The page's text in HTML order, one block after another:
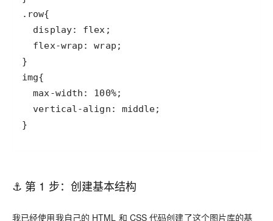
⚓ 第 1 步：创建基本结构
我已经使用我自己的 HTML 和 CSS 代码创建了这个图片库的基